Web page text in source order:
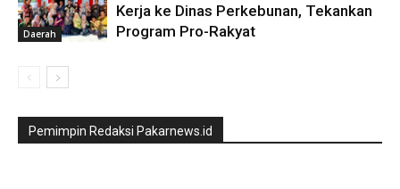
Daerah
Kerja ke Dinas Perkebunan, Tekankan
Program Pro-Rakyat
Pemimpin Redaksi Pakarnews.id